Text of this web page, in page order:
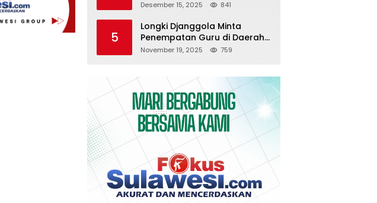
Desember 15, 2025 841
5
Longki Djanggola Minta
Penempatan Guru di Daerah
3T Diserahkan ke Pemda
November 19, 2025 759